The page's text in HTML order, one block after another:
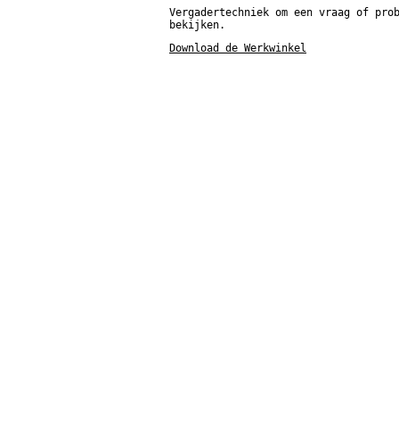
Vergadertechniek om een vraag of
bekijken.
Download de Werkwinkel